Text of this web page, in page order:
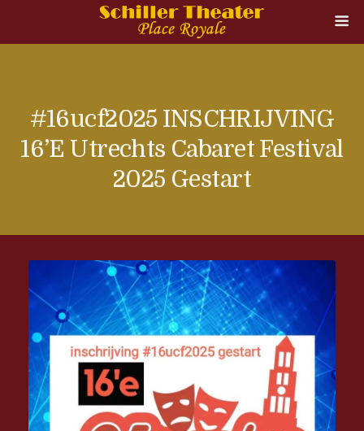
#16ucf2025 INSCHRIJVING
16’e Utrechts Cabaret Festival
2025 Gestart